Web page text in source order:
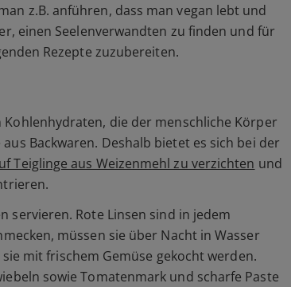
z.B. anführen, dass man vegan lebt und
einen Seelenverwandten zu finden und für
Rezepte zuzubereiten.
die der menschliche Körper
Backwaren. Deshalb bietet es sich bei der
Teiglinge aus Weizenmehl zu verzichten und
servieren. Rote Linsen sind in jedem
müssen sie über Nacht in Wasser
mit frischem Gemüse gekocht werden.
sowie Tomatenmark und scharfe Paste